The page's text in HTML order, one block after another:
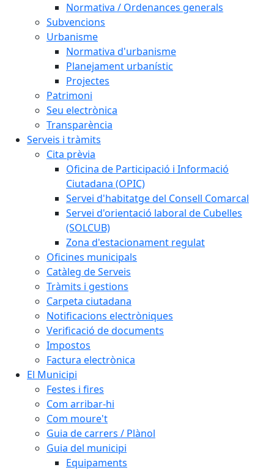
Normativa / Ordenances generals
Subvencions
Urbanisme
Normativa d'urbanisme
Planejament urbanístic
Projectes
Patrimoni
Seu electrònica
Transparència
Serveis i tràmits
Cita prèvia
Oficina de Participació i Informació
Ciutadana (OPIC)
Servei d'habitatge del Consell Comarcal
Servei d'orientació laboral de Cubelles
(SOLCUB)
Zona d'estacionament regulat
Oficines municipals
Catàleg de Serveis
Tràmits i gestions
Carpeta ciutadana
Notificacions electròniques
Verificació de documents
Impostos
Factura electrònica
El Municipi
Festes i fires
Com arribar-hi
Com moure't
Guia de carrers / Plànol
Guia del municipi
Equipaments